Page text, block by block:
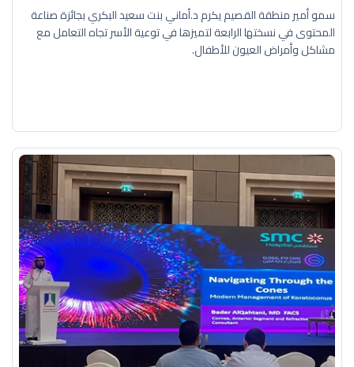
سمو أمير منطقة القصيم يكرم د.أماني بنت سعيد البكري بجائزة صناعة
المحتوى في نسختها الرابعة لتميزها في توعية الأسر تجاه التعامل مع
مشاكل وأمراض العيون للأطفال.